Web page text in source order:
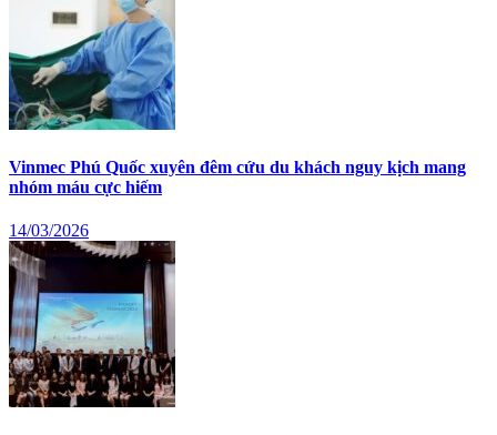
Vinmec Phú Quốc xuyên đêm cứu du khách nguy kịch mang
nhóm máu cực hiếm
14/03/2026